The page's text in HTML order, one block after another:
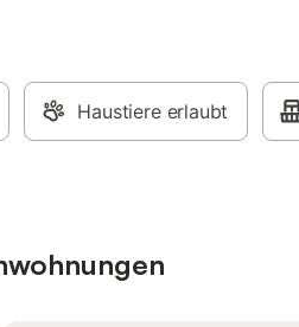
Haustiere erlaubt